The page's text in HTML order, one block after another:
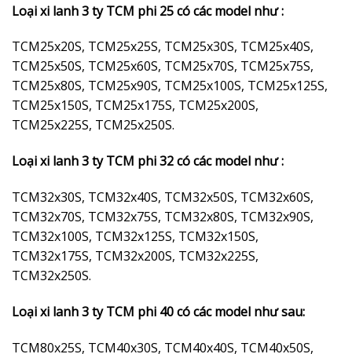
Loại xi lanh 3 ty TCM phi 25 có các model như :
TCM25x20S, TCM25x25S, TCM25x30S, TCM25x40S,
TCM25x50S, TCM25x60S, TCM25x70S, TCM25x75S,
TCM25x80S, TCM25x90S, TCM25x100S, TCM25x125S,
TCM25x150S, TCM25x175S, TCM25x200S,
TCM25x225S, TCM25x250S.
Loại xi lanh 3 ty TCM phi 32 có các model như :
TCM32x30S, TCM32x40S, TCM32x50S, TCM32x60S,
TCM32x70S, TCM32x75S, TCM32x80S, TCM32x90S,
TCM32x100S, TCM32x125S, TCM32x150S,
TCM32x175S, TCM32x200S, TCM32x225S,
TCM32x250S.
Loại xi lanh 3 ty TCM phi 40 có các model như sau:
TCM80x25S, TCM40x30S, TCM40x40S, TCM40x50S,